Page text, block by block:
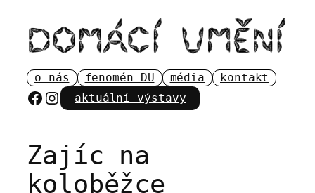
obsah
o nás fenomén DU média kontakt
Facebook
Instagram
aktuální výstavy
Zajíc na
koloběžce